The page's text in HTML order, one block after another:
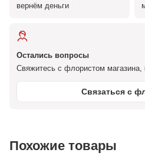
вернём деньги
Остались вопросы
Свяжитесь с флористом магазина,
Связаться с
Похожие товары